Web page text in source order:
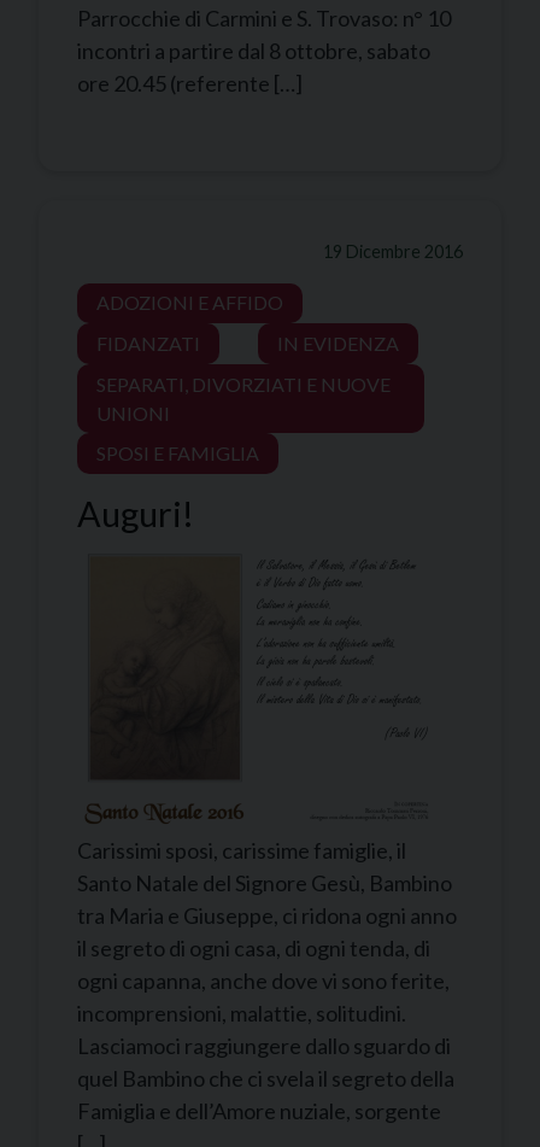
Parrocchie di Carmini e S. Trovaso: n° 10
incontri a partire dal 8 ottobre, sabato
ore 20.45 (referente […]
19 Dicembre 2016
ADOZIONI E AFFIDO
FIDANZATI
IN EVIDENZA
SEPARATI, DIVORZIATI E NUOVE
UNIONI
SPOSI E FAMIGLIA
Auguri!
Carissimi sposi, carissime famiglie, il
Santo Natale del Signore Gesù, Bambino
tra Maria e Giuseppe, ci ridona ogni anno
il segreto di ogni casa, di ogni tenda, di
ogni capanna, anche dove vi sono ferite,
incomprensioni, malattie, solitudini.
Lasciamoci raggiungere dallo sguardo di
quel Bambino che ci svela il segreto della
Famiglia e dell’Amore nuziale, sorgente